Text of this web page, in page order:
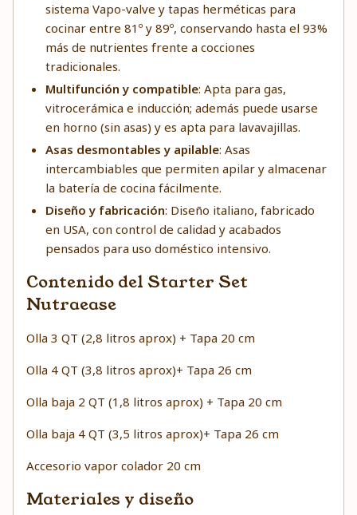
sistema Vapo-valve y tapas herméticas para
cocinar entre 81º y 89º, conservando hasta el 93%
más de nutrientes frente a cocciones
tradicionales.
Multifunción y compatible: Apta para gas,
vitrocerámica e inducción; además puede usarse
en horno (sin asas) y es apta para lavavajillas.
Asas desmontables y apilable: Asas
intercambiables que permiten apilar y almacenar
la batería de cocina fácilmente.
Diseño y fabricación: Diseño italiano, fabricado
en USA, con control de calidad y acabados
pensados para uso doméstico intensivo.
Contenido del Starter Set
Nutraease
Olla 3 QT (2,8 litros aprox) + Tapa 20 cm
Olla 4 QT (3,8 litros aprox)+ Tapa 26 cm
Olla baja 2 QT (1,8 litros aprox) + Tapa 20 cm
Olla baja 4 QT (3,5 litros aprox)+ Tapa 26 cm
Accesorio vapor colador 20 cm
Materiales y diseño